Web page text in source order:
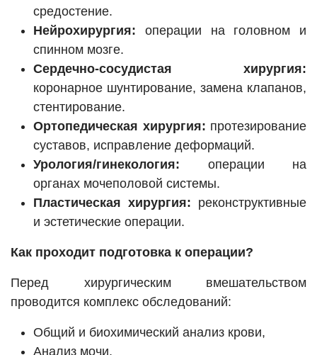
средостение.
Нейрохирургия: операции на головном и
спинном мозге.
Сердечно-сосудистая хирургия:
коронарное шунтирование, замена клапанов,
стентирование.
Ортопедическая хирургия: протезирование
суставов, исправление деформаций.
Урология/гинекология: операции на
органах мочеполовой системы.
Пластическая хирургия: реконструктивные
и эстетические операции.
Как проходит подготовка к операции?
Перед хирургическим вмешательством
проводится комплекс обследований:
Общий и биохимический анализ крови,
Анализ мочи,